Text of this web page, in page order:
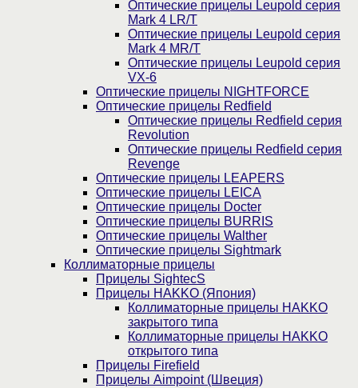
Оптические прицелы Leupold серия
Mark 4 LR/T
Оптические прицелы Leupold серия
Mark 4 MR/T
Оптические прицелы Leupold серия
VX-6
Оптические прицелы NIGHTFORCE
Оптические прицелы Redfield
Оптические прицелы Redfield серия
Revolution
Оптические прицелы Redfield серия
Revenge
Оптические прицелы LEAPERS
Оптические прицелы LEICA
Оптические прицелы Docter
Оптические прицелы BURRIS
Оптические прицелы Walther
Оптические прицелы Sightmark
Коллиматорные прицелы
Прицелы SightecS
Прицелы HAKKO (Япония)
Коллиматорные прицелы HAKKO
закрытого типа
Коллиматорные прицелы HAKKO
открытого типа
Прицелы Firefield
Прицелы Aimpoint (Швеция)